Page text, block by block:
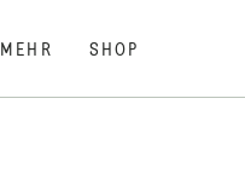
MEHR SHOP